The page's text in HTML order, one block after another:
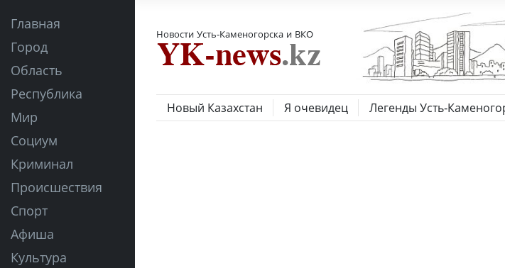
Главная
Город
Область
Республика
Мир
Социум
Криминал
Происшествия
Спорт
Афиша
Культура
Новости Усть-Каменогорска и ВКО
Новый Казахстан Я очевидец Легенды Усть-